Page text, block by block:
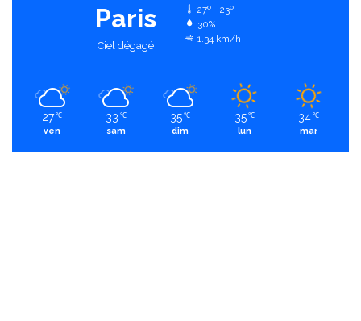
Paris
Ciel dégagé
27º - 23º
30%
1.34 km/h
27 ℃
ven
33 ℃
sam
35 ℃
dim
35 ℃
lun
34 ℃
mar